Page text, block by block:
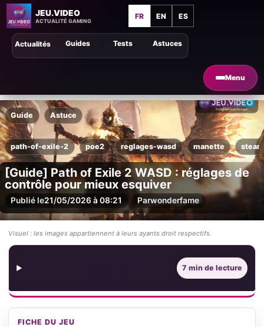
JEU.VIDEO
ACTUALITÉ GAMING
FR EN ES
Menu
Astuces
Guides Tests
Actualités
Guide Astuce
path-of-exile-2 poe2 reglages-wasd manette
[Guide] Path of Exile 2 WASD : réglages de
contrôle pour mieux esquiver
Publié le21/05/2026 à 08:21 Parwonderfame
Visuel : les images appartiennent à leurs ayants droit respectifs.
7 min de lecture
FICHE DU JEU